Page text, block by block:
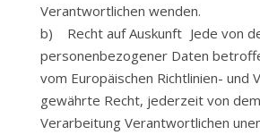
Verantwortlichen wenden.
b) Recht auf Auskunft Jede von
personenbezogener Daten
vom Europäischen Richtlinien- und
gewährte Recht, jederzeit von
Verarbeitung Verantwortlichen